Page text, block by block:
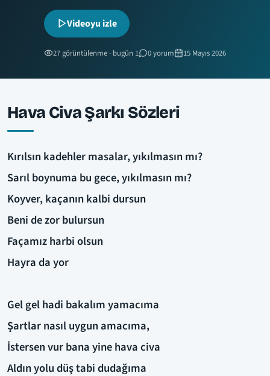
Videoyu izle
27 görüntülenme · bugün 1 0 yorum 15 Mayıs 2026
Hava Civa Şarkı Sözleri
Kırılsın kadehler masalar, yıkılmasın mı?
Sarıl boynuma bu gece, yıkılmasın mı?
Koyver, kaçanın kalbi dursun
Beni de zor bulursun
Façamız harbi olsun
Hayra da yor
Gel gel hadi bakalım yamacıma
Şartlar nasıl uygun amacıma,
İstersen vur bana yine hava civa
Aldın yolu düş tabi dudağıma